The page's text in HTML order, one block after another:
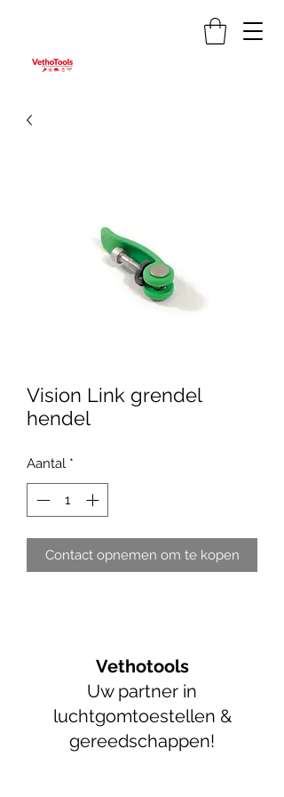
Vision Link grendel
hendel
Aantal *
Contact opnemen om te kopen
Vethotools
Uw partner in
luchtgomtoestellen &
gereedschappen!